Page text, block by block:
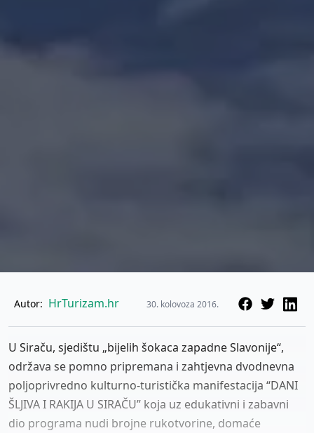
Autor: HrTurizam.hr 30. kolovoza 2016.
U Siraču, sjedištu „bijelih šokaca zapadne Slavonije“,
održava se pomno pripremana i zahtjevna dvodnevna
poljoprivredno kulturno-turistička manifestacija “DANI
ŠLJIVA I RAKIJA U SIRAČU” koja uz edukativni i zabavni
dio programa nudi brojne rukotvorine, domaće